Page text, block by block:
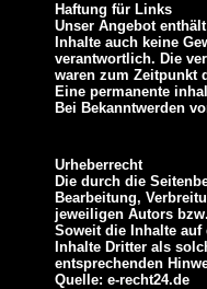
Haftung für Links
Unser Angebot
Inhalte auch keine
verantwortlich. Die
waren zum Zeitpunkt
Eine permanente
Bei Bekanntwerden
Urheberrecht
Die durch die
Bearbeitung,
jeweiligen Autors
Soweit die Inhalte auf
Inhalte Dritter als
entsprechenden
Quelle: e-recht24.de